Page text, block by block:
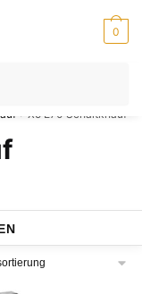
0
X5 E70 Schaltknauf